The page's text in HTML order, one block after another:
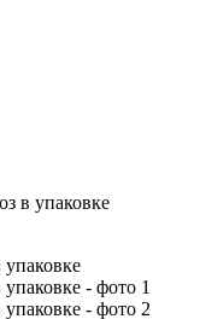
в упаковке